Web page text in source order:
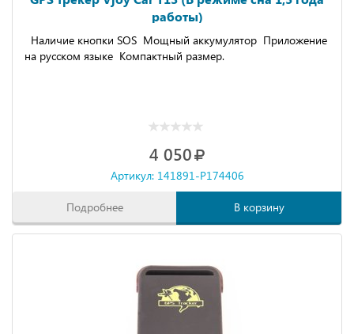
работы)
Наличие кнопки SOS Мощный аккумулятор Приложение
на русском языке Компактный размер.
4 050
Артикул: 141891-P174406
Подробнее В корзину